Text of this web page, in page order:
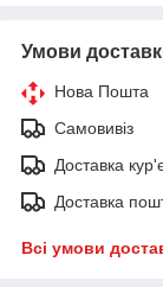
Умови
Нова Пошта
Самовивіз
Доставка
Доставка
Всі умови